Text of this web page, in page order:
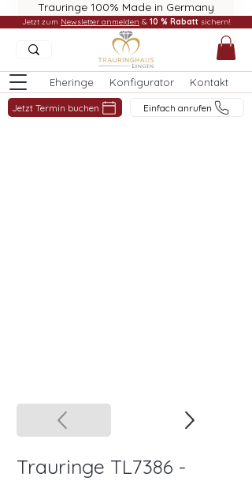
Trauringe 100% Made in Germany
Eheringe Konfigurator Kontakt
Jetzt Termin buchen Einfach anrufen
Jetzt zum Newsletter anmelden & 10 % Rabatt sichern!
Trauringe TL7386 -